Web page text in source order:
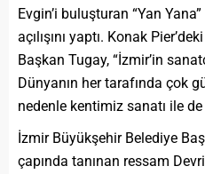
Evgin’i buluşturan “Yan
açılışını yaptı. Konak
Başkan Tugay, “İzmir’in
Dünyanın her tarafında çok
nedenle kentimiz sanatı ile
İzmir Büyükşehir Belediye
çapında tanınan ressam